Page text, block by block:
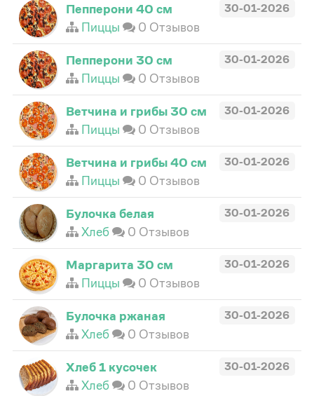
30-01-2026
Пепперони 40 см
Пиццы
0 Отзывов
30-01-2026
Пепперони 30 см
Пиццы
0 Отзывов
30-01-2026
Ветчина и грибы 30 см
Пиццы
0 Отзывов
30-01-2026
Ветчина и грибы 40 см
Пиццы
0 Отзывов
30-01-2026
Булочка белая
Хлеб
0 Отзывов
30-01-2026
Маргарита 30 см
Пиццы
0 Отзывов
30-01-2026
Булочка ржаная
Хлеб
0 Отзывов
30-01-2026
Хлеб 1 кусочек
Хлеб
0 Отзывов